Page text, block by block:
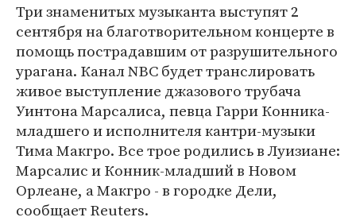
Три знаменитых музыканта выступят 2
сентября на благотворительном концерте в
помощь пострадавшим от разрушительного
урагана. Канал NBC будет транслировать
живое выступление джазового трубача
Уинтона Марсалиса, певца Гарри Конника-
младшего и исполнителя кантри-музыки
Тима Макгро. Все трое родились в Луизиане:
Марсалис и Конник-младший в Новом
Орлеане, а Макгро - в городке Дели,
сообщает Reuters.